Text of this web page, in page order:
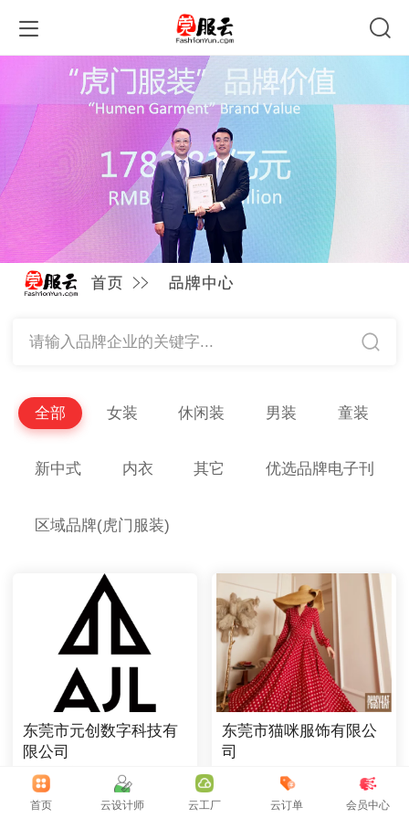
首页 >> 品牌中心
请输入品牌企业的关键字...
全部 女装 休闲装 男装 童装
新中式 内衣 其它 优选品牌电子刊
区域品牌(虎门服装)
东莞市元创数字科技有
限公司
类目 : 其它
品牌 :
东莞市猫咪服饰有限公
司
首页
云设计师 云工厂 云订单 会员中心